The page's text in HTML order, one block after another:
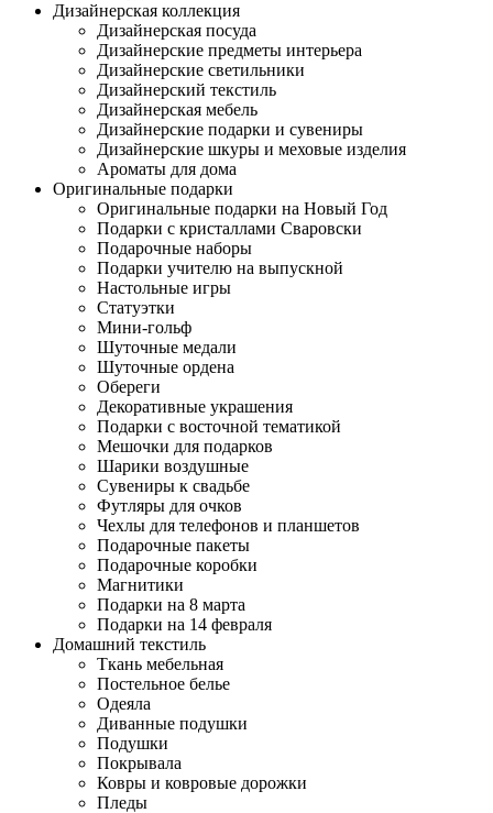
Дизайнерская коллекция
Дизайнерская посуда
Дизайнерские предметы интерьера
Дизайнерские светильники
Дизайнерский текстиль
Дизайнерская мебель
Дизайнерские подарки и сувениры
Дизайнерские шкуры и меховые изделия
Ароматы для дома
Оригинальные подарки
Оригинальные подарки на Новый Год
Подарки с кристаллами Сваровски
Подарочные наборы
Подарки учителю на выпускной
Настольные игры
Статуэтки
Мини-гольф
Шуточные медали
Шуточные ордена
Обереги
Декоративные украшения
Подарки с восточной тематикой
Мешочки для подарков
Шарики воздушные
Сувениры к свадьбе
Футляры для очков
Чехлы для телефонов и планшетов
Подарочные пакеты
Подарочные коробки
Магнитики
Подарки на 8 марта
Подарки на 14 февраля
Домашний текстиль
Ткань мебельная
Постельное белье
Одеяла
Диванные подушки
Подушки
Покрывала
Ковры и ковровые дорожки
Пледы